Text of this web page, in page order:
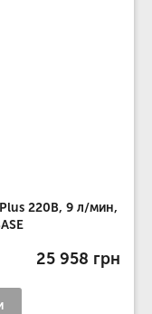
220В, 9 л/мин,
25 958 грн